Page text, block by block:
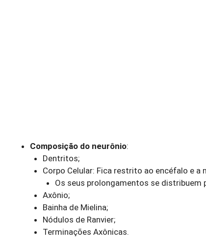
Composição do neurônio:
Dentritos;
Corpo Celular: Fica restrito ao encéfalo e a
Os seus prolongamentos se
Axônio;
Bainha de Mielina;
Nódulos de Ranvier;
Terminações Axônicas.